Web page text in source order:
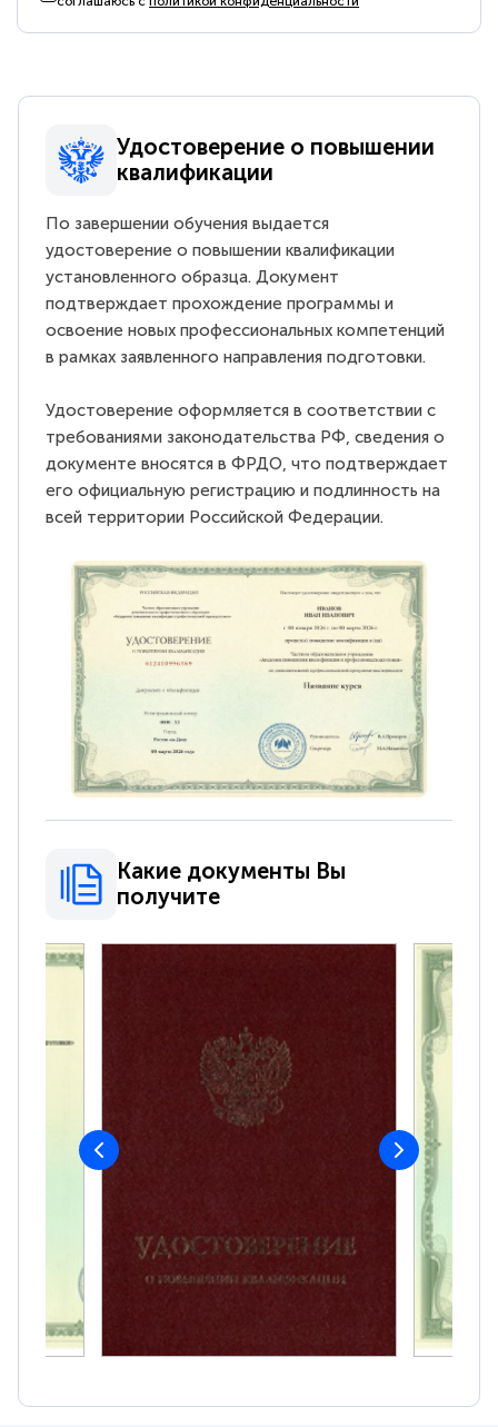
Удостоверение о повышении
квалификации
По завершении обучения выдается
удостоверение о повышении квалификации
установленного образца. Документ
подтверждает прохождение программы и
освоение новых профессиональных компетенций
в рамках заявленного направления подготовки.
Удостоверение оформляется в соответствии с
требованиями законодательства РФ, сведения о
документе вносятся в ФРДО, что подтверждает
его официальную регистрацию и подлинность на
всей территории Российской Федерации.
Какие документы Вы
получите